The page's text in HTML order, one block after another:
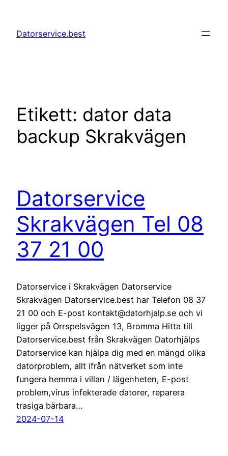
innehåll
Datorservice.best
Etikett: dator data
backup Skrakvägen
Datorservice
Skrakvägen Tel 08
37 21 00
Datorservice i Skrakvägen Datorservice
Skrakvägen Datorservice.best har Telefon 08 37
21 00 och E-post kontakt@datorhjalp.se och vi
ligger på Orrspelsvägen 13, Bromma Hitta till
Datorservice.best från Skrakvägen Datorhjälps
Datorservice kan hjälpa dig med en mängd olika
datorproblem, allt ifrån nätverket som inte
fungera hemma i villan / lägenheten, E-post
problem,virus infekterade datorer, reparera
trasiga bärbara…
2024-07-14